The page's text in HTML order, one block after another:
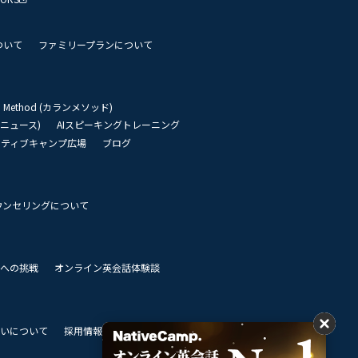
いて ファミリープランについて
Method (カランメソッド)
ュース)
AIスピーキングトレーニング
ィブキャンプ広場
ブログ
セリングについて
の挑戦 オンライン英会話体験談
について 採用情報 私達のビジョン